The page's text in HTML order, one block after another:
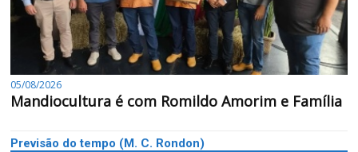
05/08/2026
Mandiocultura é com Romildo Amorim e Família
Previsão do tempo (M. C. Rondon)